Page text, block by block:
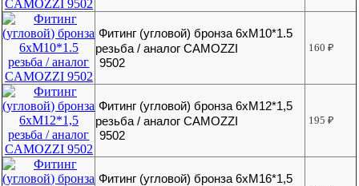
Фитинг (угловой) бронза 6хМ10*1.5
резьба / аналог CAMOZZI
9502
160₽
Фитинг (угловой) бронза 6хМ12*1,5
резьба / аналог CAMOZZI
9502
195₽
Фитинг (угловой) бронза 6хМ16*1,5